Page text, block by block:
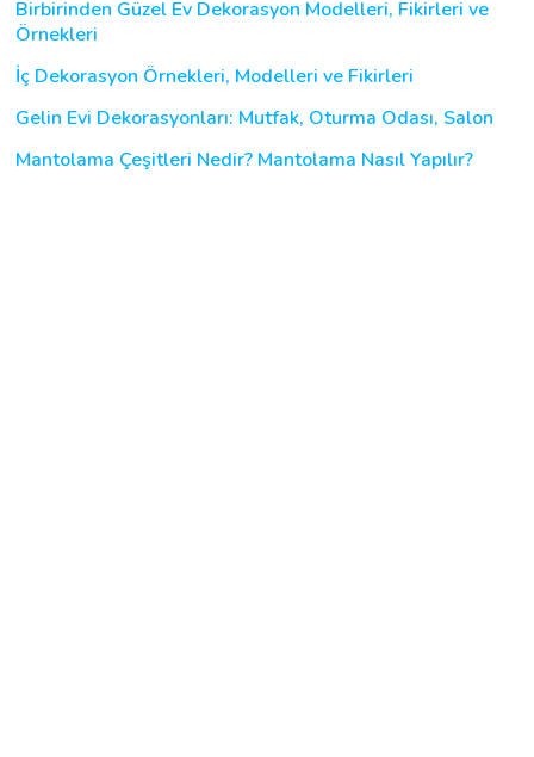
Birbirinden Güzel Ev Dekorasyon Modelleri, Fikirleri ve
Örnekleri
İç Dekorasyon Örnekleri, Modelleri ve Fikirleri
Gelin Evi Dekorasyonları: Mutfak, Oturma Odası, Salon
Mantolama Çeşitleri Nedir? Mantolama Nasıl Yapılır?